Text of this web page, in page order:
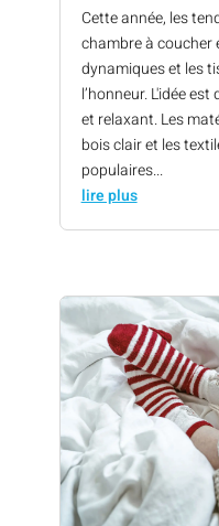
Cette année, les
chambre à coucher
dynamiques et les
l’honneur. L'idée
et relaxant. Les
bois clair et les
populaires...
lire plus